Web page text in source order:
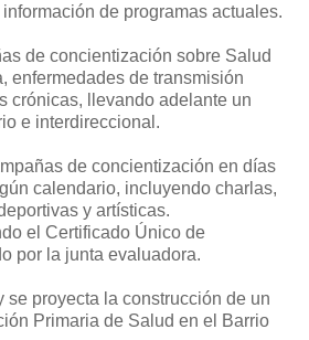
de programas actuales.
de concientización sobre Salud
enfermedades de transmisión
crónicas, llevando adelante un
e interdireccional.
de concientización en días
calendario, incluyendo charlas,
y artísticas.
el Certificado Único de
por la junta evaluadora.
se proyecta la construcción de un
Primaria de Salud en el Barrio